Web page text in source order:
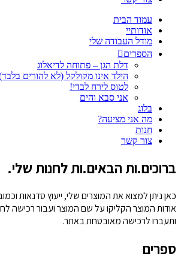
עמוד הבית
אודותיי
מודל העבודה שלי
הספרים
דלת הגן – פתוחה לדיאלוג
הילד אינו מקולקל (לא להורים
לטוס לירח לבדי!
אני סבא והים
בלוג
מה אני מציעה?
חנות
צור קשר
ברוכים.ות הבאים.ות לחנות שלי.
כאן ניתן למצוא את המוצרים שלי, ייעוץ סדנאות
אודות המוצר הקליקו על שם המוצר ועבור רכישה
ותעברו לרכישה מאובטחת באתר.
ספרים